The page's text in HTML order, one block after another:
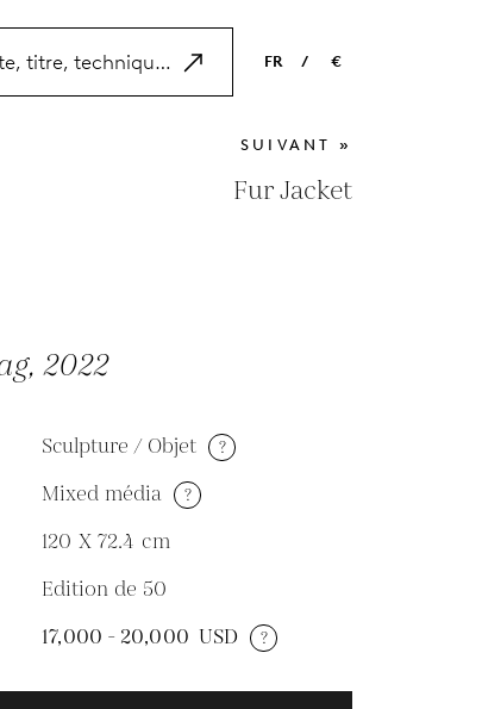
FR
NL
ES
/ €
EUR
GBP
SUIVANT »
Fur Jacket
2022
Sculpture / Objet ?
Mixed média ?
120 X 72.4 cm
Edition de 50
17,000 - 20,000 USD ?